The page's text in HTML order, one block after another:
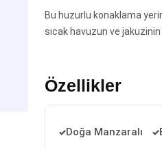
Bu huzurlu konaklama
sıcak havuzun ve
Özellikler
Doğa Manzaralı